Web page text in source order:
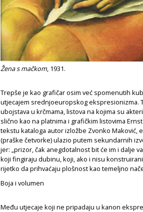
Žena s mačkom, 1931.
Trepše je kao grafičar osim već spomenutih
utjecajem srednjoeuropskog ekspresionizma.
ubojstava u krčmama, listova na kojima su
slično kao na platnima i grafičkim listovima
tekstu kataloga autor izložbe Zvonko Maković,
(praške četvorke) ulazio putem sekundarnih
jer: „prizor, čak anegdotalnost bit će im i dalje
koji fingiraju dubinu, koji, ako i nisu
rijetko da prihvaćaju plošnost kao temeljno
Boja i volumen
Među utjecaje koji ne pripadaju u kanon